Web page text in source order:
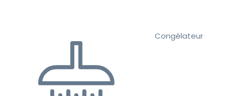
Congélateur